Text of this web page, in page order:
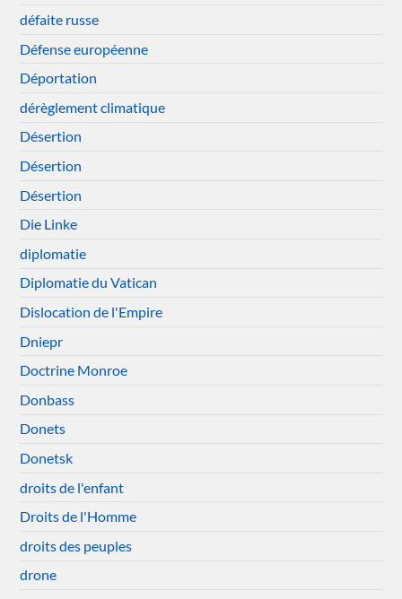
défaite russe
Défense européenne
Déportation
dérèglement climatique
Désertion
Désertion
Désertion
Die Linke
diplomatie
Diplomatie du Vatican
Dislocation de l'Empire
Dniepr
Doctrine Monroe
Donbass
Donets
Donetsk
droits de l'enfant
Droits de l'Homme
droits des peuples
drone